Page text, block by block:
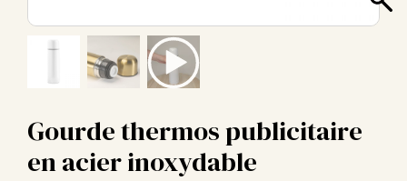
Gourde thermos publicitaire
en acier inoxydable